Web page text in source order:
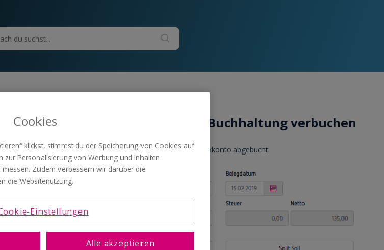
in der doppelten Buchhaltung verbuchen
die Jahreskreditkartengebühr der Firmen-Kreditkarte vom Bankkonto abgebucht:
Cookies
klickst, stimmst du der Speicherung von Cookies auf
zur Personalisierung von Werbung und Inhalten
Zudem verbessern wir darüber die
die Websitenutzung.
Einstellungen
Alle akzeptieren